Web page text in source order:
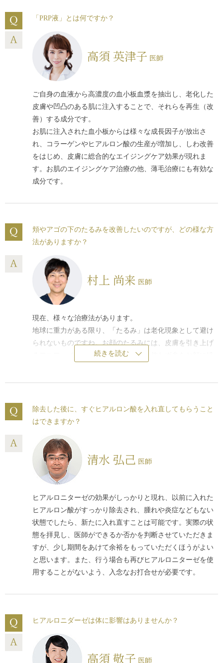
「PRP液」とは何ですか？
高須 英津子 医師
ご自身の血液から高濃度の血小板血漿を抽出し、老化した
皮膚や凹凸のある肌に注入することで、それらを再生（改
善）する成分です。
お肌に注入された血小板からは様々な成長因子が放出さ
れ、コラーゲンやヒアルロン酸の生産が増加し、しわ改善
をはじめ、皮膚に総合的なエイジングケア効果が現れま
す。お肌のエイジングケア治療の他、薄毛治療にも有効な
成分です。
頬やアゴの下のたるみを改善したいのですが、どの様な方
法がありますか？
村上 尚来 医師
現在、様々な治療法があります。
地球に重力がある限り、「たるみ」は老化現象として避け
られないものですね。お顔のたるみには、皮膚を引き上げ
るフルフェイスリフトの手術やメスを使わず糸をお顔に挿
ん。施術後に腫れも出ませんので、日常生活に全く支障が
ありません。たるみがひどくなる前の予防策として受けら
続きを読む
除去した後に、すぐヒアルロン酸を入れ直してもらうこと
はできますか？
清水 弘己 医師
ヒアルロニターゼの効果がしっかりと現れ、以前に入れた
ヒアルロン酸がすっかり除去され、腫れや炎症などもない
状態でしたら、新たに入れ直すことは可能です。実際の状
態を拝見し、医師ができるか否かを判断させていただきま
すが、少し期間をあけて余裕をもっていただくほうがよい
と思います。また、行う場合も再びヒアルロニターゼを使
用することがないよう、入念なお打合せが必要です。
ヒアルロニダーゼは体に影響はありませんか？
高須 敬子 医師